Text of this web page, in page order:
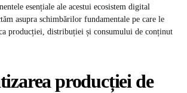
esențiale ale acestui ecosistem digital
asupra schimbărilor fundamentale pe care le
producției, distribuției și consumului de conținut
producției de